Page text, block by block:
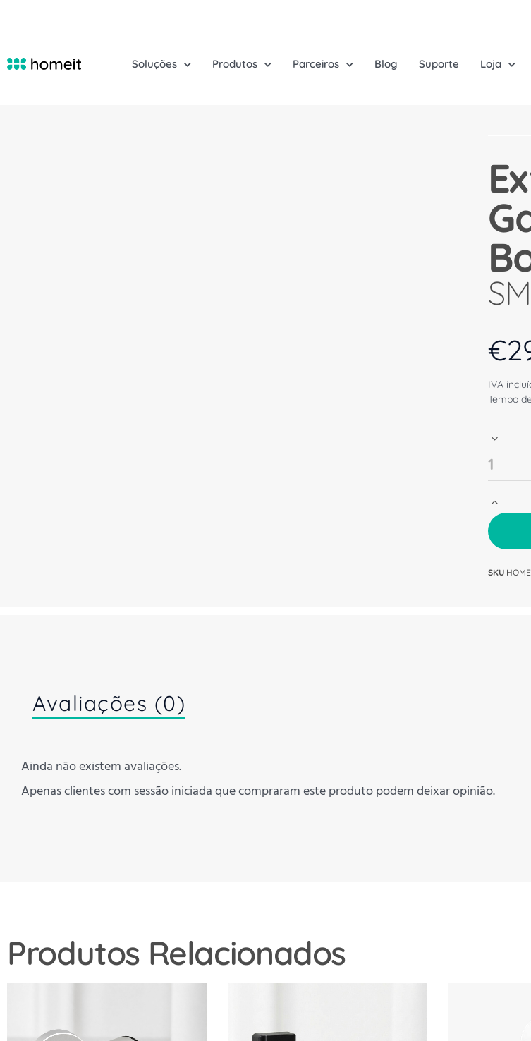
Soluções Produtos Parceiros Blog Suporte Loja
€
IVA
Tempo
SKU
Avaliações (0)
Ainda não existem avaliações.
Apenas clientes com sessão iniciada que compraram este produto podem deixar opinião.
Produtos Relacionados